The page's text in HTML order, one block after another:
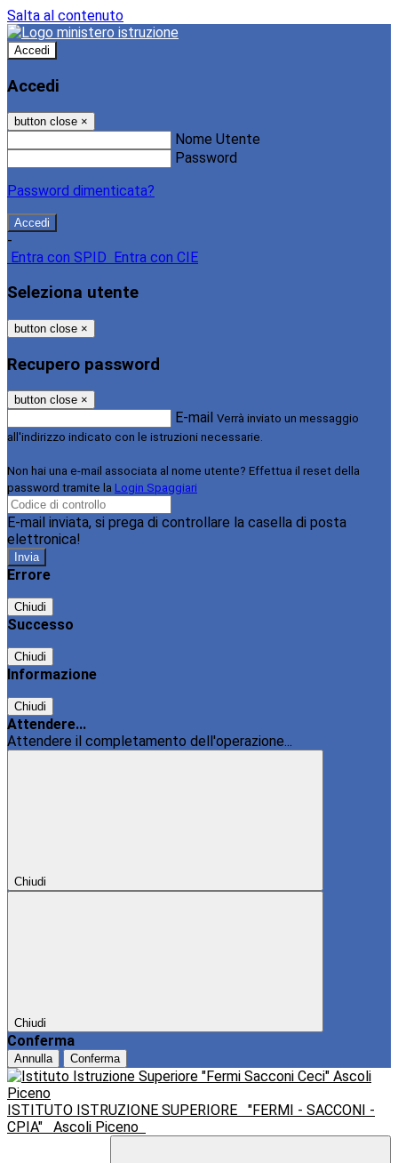
Salta al contenuto
Accedi
Accedi
button close ×
Nome Utente
Password
Password dimenticata?
-
Entra con SPID
Entra con CIE
Seleziona utente
button close ×
Recupero password
button close ×
E-mail Verrà inviato un messaggio
all'indirizzo indicato con le istruzioni necessarie.
Non hai una e-mail associata al nome utente? Effettua il reset della
password tramite la Login Spaggiari
E-mail inviata, si prega di controllare la casella di posta
elettronica!
Errore
Chiudi
Successo
Chiudi
Informazione
Chiudi
Attendere...
Attendere il completamento dell'operazione...
Chiudi
Chiudi
Conferma
Annulla Conferma
ISTITUTO ISTRUZIONE SUPERIORE
"FERMI - SACCONI -
CPIA"
Ascoli Piceno